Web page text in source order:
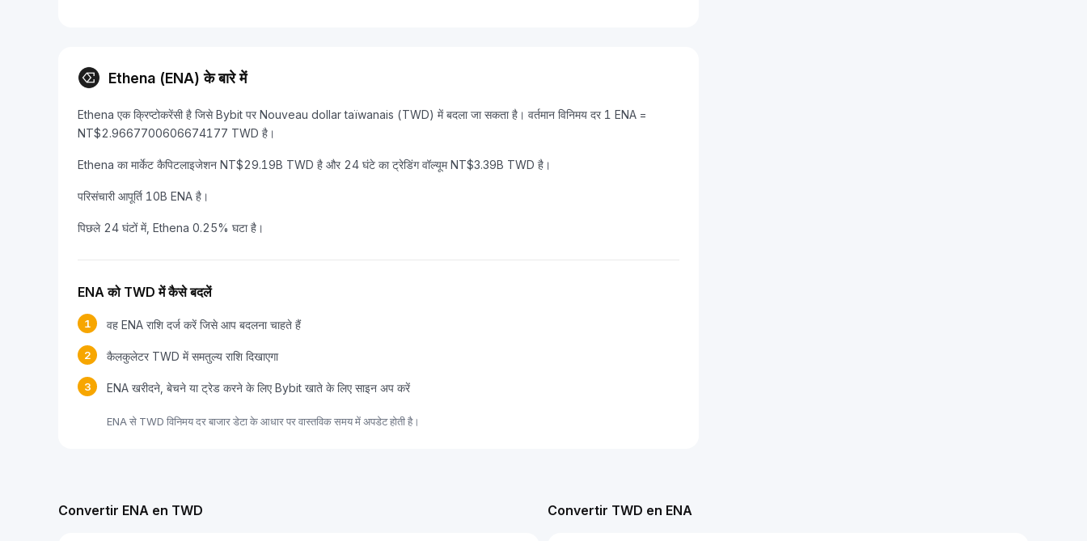
Ethena (ENA) के बारे में
Ethena एक क्रिप्टोकरेंसी है जिसे Bybit पर Nouveau dollar taïwanais (TWD) में बदला जा सकता है। वर्तमान विनिमय दर 1 ENA =
NT$2.9667700606674177 TWD है।
Ethena का मार्केट कैपिटलाइजेशन NT$29.19B TWD है और 24 घंटे का ट्रेडिंग वॉल्यूम NT$3.39B TWD है।
परिसंचारी आपूर्ति 10B ENA है।
पिछले 24 घंटों में, Ethena 0.25% घटा है।
ENA को TWD में कैसे बदलें
1 वह ENA राशि दर्ज करें जिसे आप बदलना चाहते हैं
2 कैलकुलेटर TWD में समतुल्य राशि दिखाएगा
3 ENA खरीदने, बेचने या ट्रेड करने के लिए Bybit खाते के लिए साइन अप करें
ENA से TWD विनिमय दर बाजार डेटा के आधार पर वास्तविक समय में अपडेट होती है।
Convertir ENA en TWD Convertir TWD en ENA